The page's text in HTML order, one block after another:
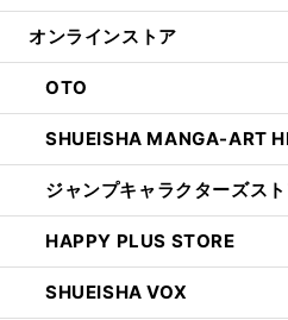
オンラインストア
OTO
SHUEISHA MANGA-ART
ジャンプキャラクターズス
HAPPY PLUS STORE
SHUEISHA VOX